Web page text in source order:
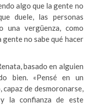
algo que la gente no
duele, las personas
una vergüenza, como
gente no sabe qué hacer
basado en alguien
bien. «Pensé en un
de desmoronarse,
la confianza de este